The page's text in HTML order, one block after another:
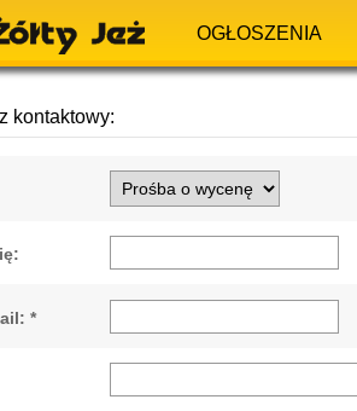
OGŁOSZENIA
kontaktowy:
*